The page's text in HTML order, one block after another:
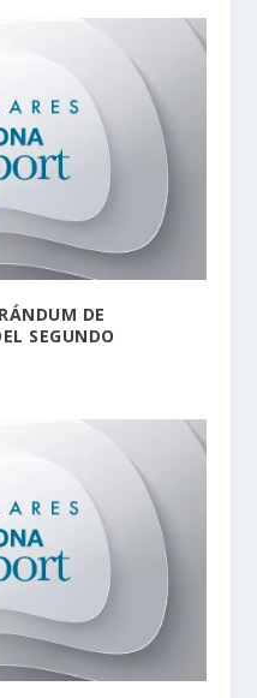
DE
SEGUNDO